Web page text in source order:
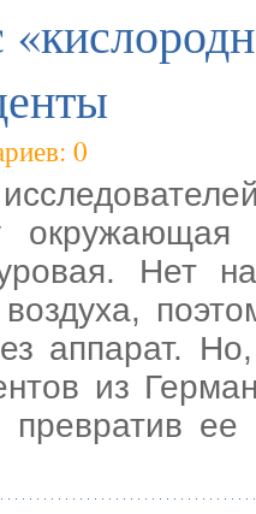
0
Нет
аппарат.
из
превратив